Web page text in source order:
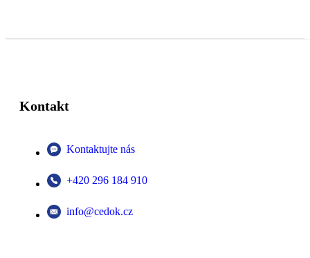
Kontakt
Kontaktujte nás
+420 296 184 910
info@cedok.cz